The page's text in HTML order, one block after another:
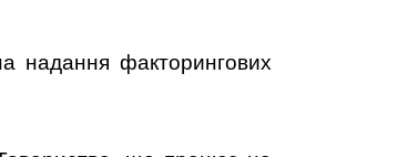
надання факторингових